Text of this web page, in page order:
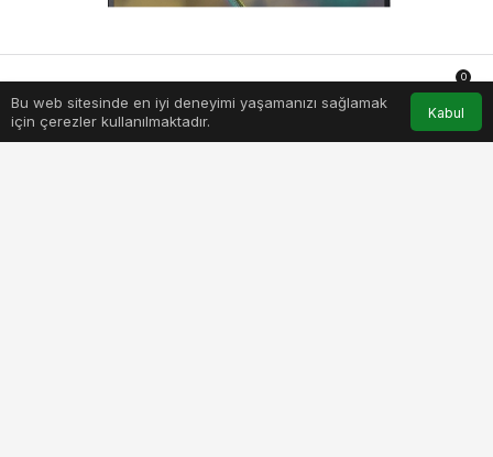
Bu web sitesinde en iyi deneyimi yaşamanızı sağlamak
için çerezler kullanılmaktadır.
Kabul
Anasayfa Akış Hesabım Bildirimler
0